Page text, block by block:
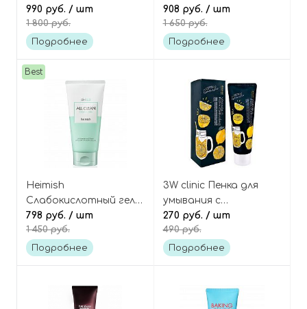
ниацинамидом, Peach
Niacin Spread
Cleansing Foam
990 руб. / шт
1 800 руб.
Подробнее
деревом, Tea Tree
Biome Calming Acne
Foam
908 руб. / шт
1 650 руб.
Подробнее
Best
Heimish
Слабокислотный гель
для умывания для
чувствительной кожи
All Clean Green foam
798 руб. / шт
1 450 руб.
Подробнее
3W clinic Пенка для
умывания с
витамином С Vitamin
C cleansing foam
270 руб. / шт
490 руб.
Подробнее